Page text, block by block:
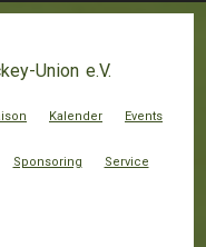
Union e.V.
Kalender Events
Sponsoring Service